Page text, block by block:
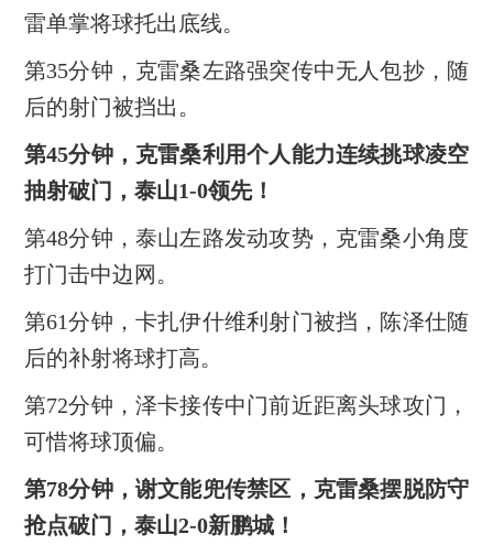
雷单掌将球托出底线。
第35分钟，克雷桑左路强突传中无人包抄，随
后的射门被挡出。
第45分钟，克雷桑利用个人能力连续挑球凌空
抽射破门，泰山1-0领先！
第48分钟，泰山左路发动攻势，克雷桑小角度
打门击中边网。
第61分钟，卡扎伊什维利射门被挡，陈泽仕随
后的补射将球打高。
第72分钟，泽卡接传中门前近距离头球攻门，
可惜将球顶偏。
第78分钟，谢文能兜传禁区，克雷桑摆脱防守
抢点破门，泰山2-0新鹏城！